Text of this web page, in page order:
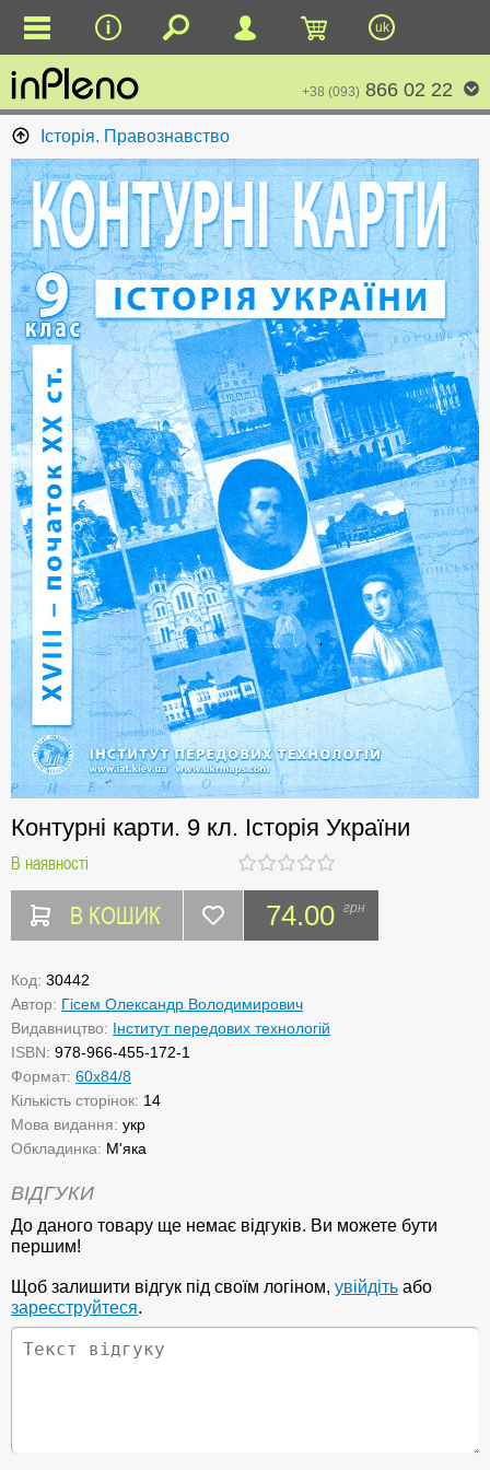
uk
+38 (093) 866 02 22
Історія. Правознавство
Контурні карти. 9 кл. Історія України
В наявності
В КОШИК 74.00 грн
Код: 30442
Автор: Гісем Олександр Володимирович
Видавництво: Інститут передових технологій
ISBN: 978-966-455-172-1
Формат: 60х84/8
Кількість сторінок: 14
Мова видання: укр
Обкладинка: М'яка
ВІДГУКИ
До даного товару ще немає відгуків. Ви можете бути
першим!
Щоб залишити відгук під своїм логіном, увійдіть або
зареєструйтеся.